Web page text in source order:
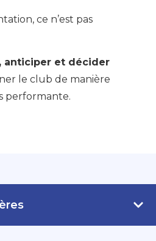
ce n’est pas
anticiper et décider
le club de manière
performante.